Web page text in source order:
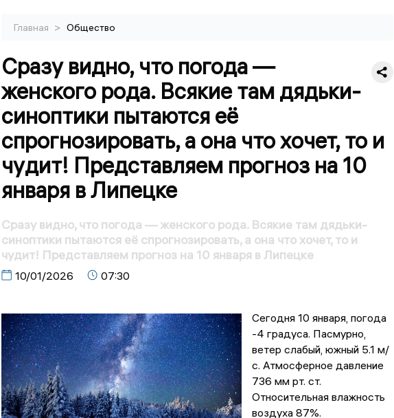
Главная > Общество
Сразу видно, что погода —
женского рода. Всякие там дядьки-
синоптики пытаются её
спрогнозировать, а она что хочет, то и
чудит! Представляем прогноз на 10
января в Липецке
Сразу видно, что погода — женского рода. Всякие там дядьки-
синоптики пытаются её спрогнозировать, а она что хочет, то и
чудит! Представляем прогноз на 10 января в Липецке
10/01/2026 07:30
Сегодня 10 января, погода
-4 градусa. Пасмурно,
ветер слабый, южный 5.1 м/
с. Атмосферное давление
736 мм рт. ст.
Относительная влажность
воздуха 87%.